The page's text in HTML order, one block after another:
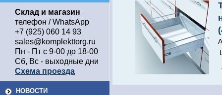
Склад и магазин
телефон / WhatsApp
+7 (925) 060 14 93
sales@komplekttorg.ru
Пн - Пт с 9-00 до 18-00
Сб, Вс - выходные дни
Схема проезда
НОВОСТИ